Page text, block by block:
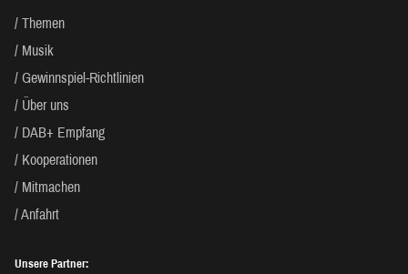
Themen
Musik
Gewinnspiel-Richtlinien
Über uns
DAB+ Empfang
Kooperationen
Mitmachen
Anfahrt
Unsere Partner: